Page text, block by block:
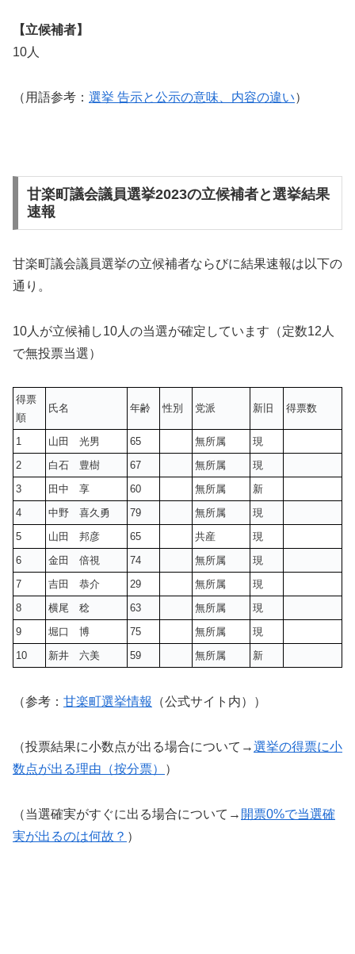
【立候補者】
10人
（用語参考： 選挙 告示と公示の意味、内容の違い）
甘楽町議会議員選挙2023の立候補者と選挙結果
速報
甘楽町議会議員選挙の立候補者ならびに結果速報は以下の
通り。
10人が立候補し10人の当選が確定しています（定数12人
で無投票当選）
得票
順
氏名 年齢 性別 党派 新旧 得票数
1 山田 光男 65 無所属
現
2
白石 豊樹 67 無所属
現
3
田中 享 60 無所属
新
4
中野 喜久勇 79 無所属
現
5
山田 邦彦 65 共産
現
6
金田 倍視 74 無所属
現
7
吉田 恭介 29 無所属
現
8
横尾 稔 63 無所属
現
9
堀口 博 75 無所属
現
10
新井 六美 59 無所属 新
（参考： 甘楽町選挙情報 （公式サイト内））
（投票結果に小数点が出る場合について→選挙の得票に小
数点が出る理由（按分票）
）
（当選確実がすぐに出る場合について→ 開票0%で当選確
実が出るのは何故？ ）